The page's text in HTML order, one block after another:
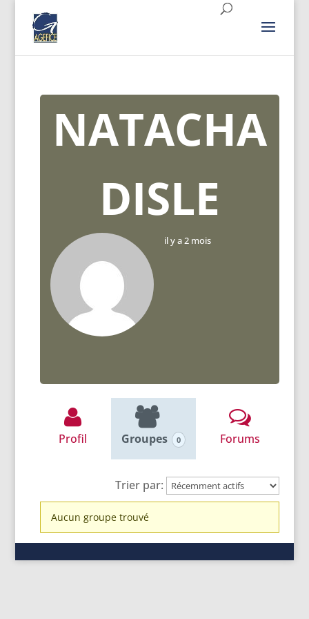
NATACHA
DISLE
il y a 2 mois
Profil Groupes 0 Forums
Trier par:
Groupes
du
Aucun groupe trouvé